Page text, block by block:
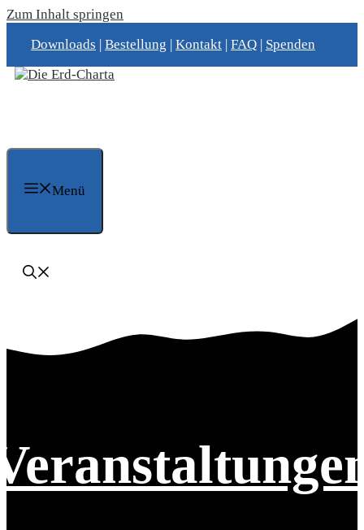
Zum Inhalt springen
Downloads | Bestellung | Kontakt | FAQ | Spenden
Menü